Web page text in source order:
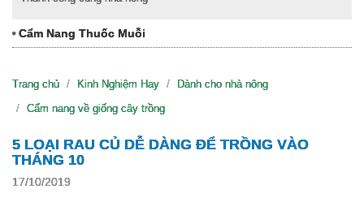
Cẩm Nang Thuốc Muỗi
Trang chủ Kinh Nghiệm Hay
Dành cho nhà nông
Cẩm nang về giống cây trồng
5 LOẠI RAU CỦ DỄ DÀNG ĐỂ TRỒNG VÀO
THÁNG 10
17/10/2019